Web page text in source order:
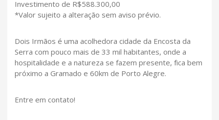
Investimento de R$588.300,00
*Valor sujeito a alteração sem aviso prévio.
Dois Irmãos é uma acolhedora cidade da Encosta da
Serra com pouco mais de 33 mil habitantes, onde a
hospitalidade e a natureza se fazem presente, fica bem
próximo a Gramado e 60km de Porto Alegre.
Entre em contato!